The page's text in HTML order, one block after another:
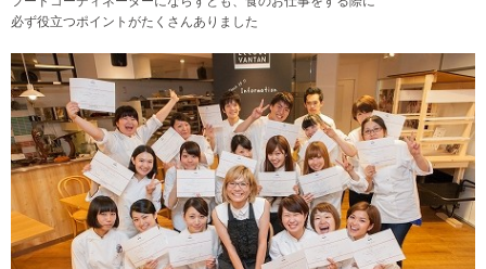
必ず役立つポイントがたくさんありました